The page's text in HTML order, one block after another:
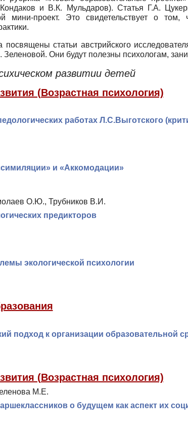
и В.К. Мульдаров). Статья Г.А.
мини-проект. Это свидетельствует о том,
посвящены статьи австрийского
Они будут полезны психологам,
развитии детей
(Возрастная психология)
работах Л.С.Выготского
и «Аккомодации»
О.Ю., Трубников В.И.
предикторов
экологической психологии
подход к организации образовательной
(Возрастная психология)
М.Е.
о будущем как аспект их